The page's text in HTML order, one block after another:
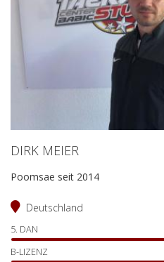
DIRK MEIER
Poomsae seit 2014
Deutschland
5. DAN
B-LIZENZ